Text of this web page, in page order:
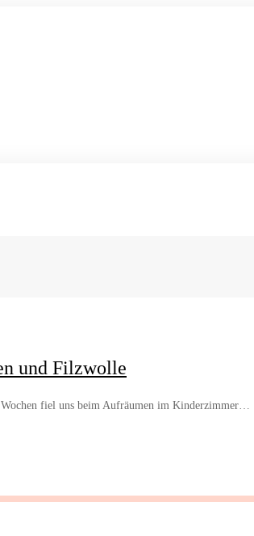
und Filzwolle
fiel uns beim Aufräumen im Kinderzimmer…